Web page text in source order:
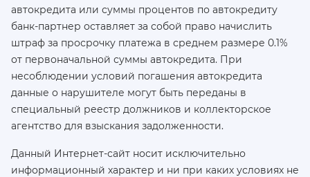
автокредита или суммы процентов по автокредиту
банк-партнер оставляет за собой право начислить
штраф за просрочку платежа в среднем размере 0.1%
от первоначальной суммы автокредита. При
несоблюдении условий погашения автокредита
данные о нарушителе могут быть переданы в
специальный реестр должников и коллекторское
агентство для взыскания задолженности.
Данный Интернет-сайт носит исключительно
информационный характер и ни при каких условиях не